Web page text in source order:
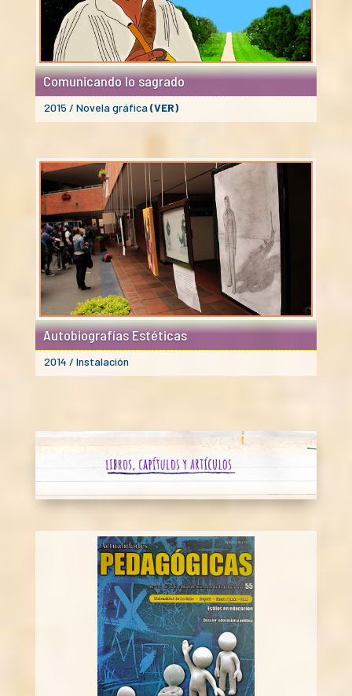
Comunicando lo sagrado
2015 / Novela gráfica (VER)
Autobiografías Estéticas
2014 / Instalación